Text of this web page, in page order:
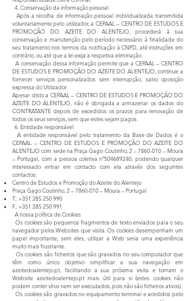
4. Conservação da informação pessoal
Após a recolha de informação pessoal individualizada transmitida
voluntariamente pelo utilizador, a CEPAAL – CENTRO DE ESTUDOS E
PROMOÇÃO DO AZEITE DO ALENTEJO, procederá à sua
conservação e manutenção pelo período necessário à finalidade do
seu tratamento nos termos da notificação à CNPD, até instruções em
contrário, ou até que a lei exija a respetiva eliminação.
A conservação dessa informação permite que a CEPAAL – CENTRO
DE ESTUDOS E PROMOÇÃO DO AZEITE DO ALENTEJO, continue a
fornecer serviços personalizados sem interrupção, salvo oposição
expressa do Utilizador.
Apesar disto a CEPAAL – CENTRO DE ESTUDOS E PROMOÇÃO DO
AZEITE DO ALENTEJO, não é obrigada a armazenar os dados do
CONTRATANTE depois de excedidos os prazos para renovação de
todos os seus serviços, sem que estes sejam pagos.
6. Entidade responsável
A entidade responsável pelo tratamento da Base de Dados é o
CEPAAL – CENTRO DE ESTUDOS E PROMOÇÃO DO AZEITE DO
ALENTEJO com sede na Praça Gago Coutinho, 2 –7860-010 – Moura
– Portugal, com a pessoa coletiva nº504689240 , podendo qualquer
interessado entrar em contacto com ela através dos seguintes
contactos:
Centro de Estudos e Promoção do Azeite do Alentejo
Praça Gago Coutinho, 2 –7860-010– Moura – Portugal
T.:+351 285 250 990
F.:+351 285 250 991
A nossa política de Cookies
Os cookies são pequenos fragmentos de texto enviados para o seu
navegador pelos Websites que visita. Os cookies desempenham um
papel importante; sem eles, utilizar a Web seria uma experiência
muito mais frustrante.
Os cookies são ficheiros que são gravados no seu computador que
têm como único objetivo simplificar a sua navegação em
azeitedoalentejo.pt, facilitando a sua próxima visita e tornam o
Website azeitedoalentejo.pt mais útil para si (estes cookies não
podem conter vírus nem ser executados, pois não são ficheiros ativos).
Os cookies são gravados no equipamento terminal e acedidos pelo